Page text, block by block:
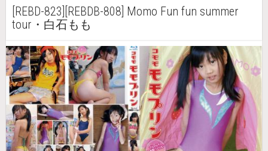
[REBD-823][REBDB-808] Momo Fun fun summer
tour・白石もも